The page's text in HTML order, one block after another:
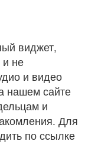
виджет,
и не
и видео
нашем сайте
и
Для
по ссылке